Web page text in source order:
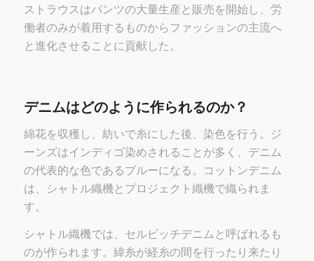
ストラウスはパンツの大量生産と販売を開始し、労
働者のみが着用するものからファッションの主流へ
と進化させることに貢献した。
デニムはどのように作られるのか？
綿花を収穫し、紡いで糸にした後、染色を行う。ジ
ーンズはインディゴ染めされることが多く、デニム
の代表的な色であるブルーになる。コットンデニム
は、シャトル織機とプロジェクト織機で織られま
す。
シャトル織機では、セルビッチデニムと呼ばれるも
のが作られます。緯糸が経糸の間を行ったり来たり